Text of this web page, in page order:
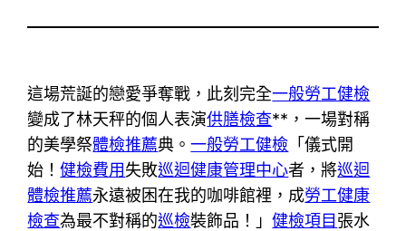
這場荒誕的戀愛爭奪戰，此刻完全一般勞工健檢
變成了林天秤的個人表演供膳檢查**，一場對稱
的美學祭體檢推薦典。一般勞工健檢 「儀式開
始！健檢費用失敗巡迴健康管理中心者，將巡迴
體檢推薦永遠被困在我的咖啡館裡，成勞工健康
檢查為最不對稱的巡檢裝飾品！」健檢項目張水